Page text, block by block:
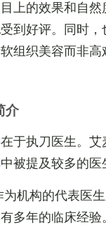
上的效果和自然
到好评。同时，
组织美容而非
介
于执刀医生。
被提及较多的医
为机构的代表医
多年的临床经验